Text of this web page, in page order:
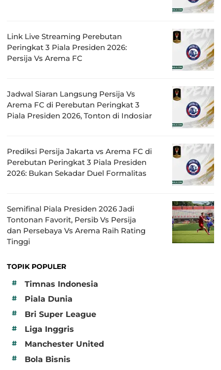
Link Live Streaming Perebutan
Peringkat 3 Piala Presiden 2026:
Persija Vs Arema FC
Jadwal Siaran Langsung Persija Vs
Arema FC di Perebutan Peringkat 3
Piala Presiden 2026, Tonton di Indosiar
Prediksi Persija Jakarta vs Arema FC di
Perebutan Peringkat 3 Piala Presiden
2026: Bukan Sekadar Duel Formalitas
Semifinal Piala Presiden 2026 Jadi
Tontonan Favorit, Persib Vs Persija
dan Persebaya Vs Arema Raih Rating
Tinggi
TOPIK POPULER
#
Timnas Indonesia
# Piala Dunia
# Bri Super League
# Liga Inggris
# Manchester United
# Bola Bisnis